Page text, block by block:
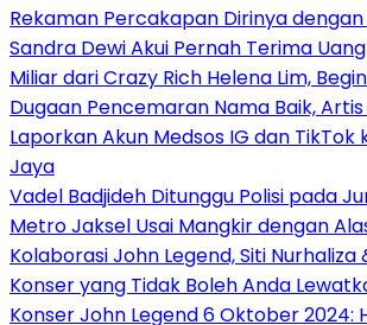
Rekaman Percakapan Dirinya dengan
Sandra Dewi Akui Pernah Terima
Miliar dari Crazy Rich Helena Lim,
Dugaan Pencemaran Nama Baik,
Laporkan Akun Medsos IG dan TikTok
Jaya
Vadel Badjideh Ditunggu Polisi pada
Metro Jaksel Usai Mangkir dengan
Kolaborasi John Legend, Siti Nurhaliza
Konser yang Tidak Boleh Anda
Konser John Legend 6 Oktober 2024: